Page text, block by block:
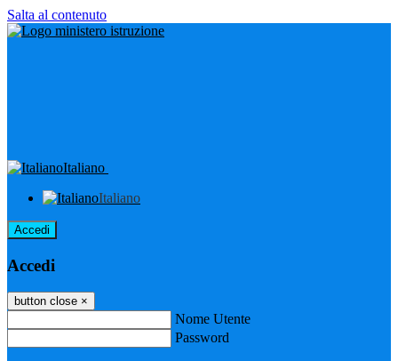
Salta al contenuto
Italiano
Italiano
Accedi
Accedi
button close ×
Nome Utente
Password